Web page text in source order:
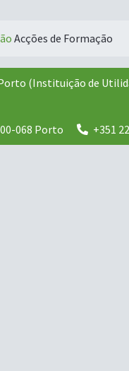
Acções de Formação
(Instituição de
068 Porto
+351